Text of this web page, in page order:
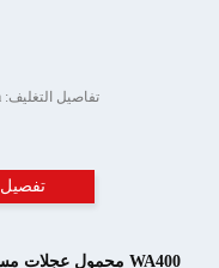
تفاصيل التغليف: Plyfilm أو الخشب الرقائقي مناسب للشحن البحري
تفصيل
WA400 محمول عجلات مستعمل,كوماتسو المستخدمة محمولة عجلات